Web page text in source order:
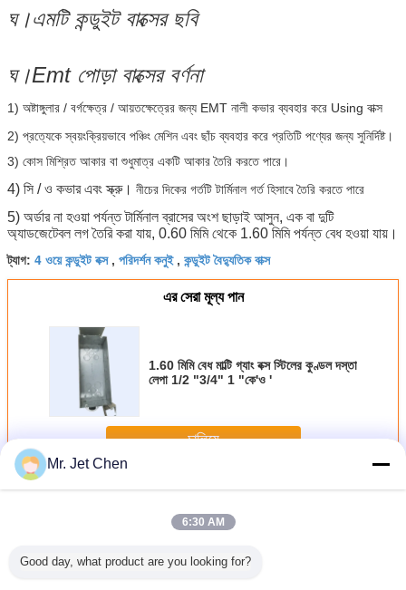
ঘ।এমটি কন্ডুইট বাক্সের ছবি
ঘ।Emt পোড়া বাক্সের বর্ণনা
1) অষ্টাঙ্গুলার / বর্গক্ষেত্র / আয়তক্ষেত্রের জন্য EMT নালী কভার ব্যবহার করে Using বাক্স
2) প্রত্যেকে স্বয়ংক্রিয়ভাবে পঞ্চিং মেশিন এবং ছাঁচ ব্যবহার করে প্রতিটি পণ্যের জন্য সুনির্দিষ্ট।
3) কোস মিশ্রিত আকার বা শুধুমাত্র একটি আকার তৈরি করতে পারে।
4) সি / ও কভার এবং স্ক্রু। নীচের দিকের গর্তটি টার্মিনাল গর্ত হিসাবে তৈরি করতে পারে
5) অর্ডার না হওয়া পর্যন্ত টার্মিনাল ব্রাসের অংশ ছাড়াই আসুন, এক বা দুটি
অ্যাডজেটেবল লগ তৈরি করা যায়, 0.60 মিমি থেকে 1.60 মিমি পর্যন্ত বেধ হওয়া যায়।
ট্যাগ: 4 ওয়ে কন্ডুইট বক্স, পরিদর্শন কনুই, কন্ডুইট বৈদ্যুতিক বাক্স
এর সেরা মূল্য পান
1.60 মিমি বেধ মাল্টি গ্যাং বক্স স্টিলের কুণ্ডল দস্তা
লেপা 1/2 "3/4" 1 "কে'ও '
চালিয়ে
অধিকনালী জংশন বক্স
Mr. Jet Chen
6:30 AM
Good day, what product are you looking for?